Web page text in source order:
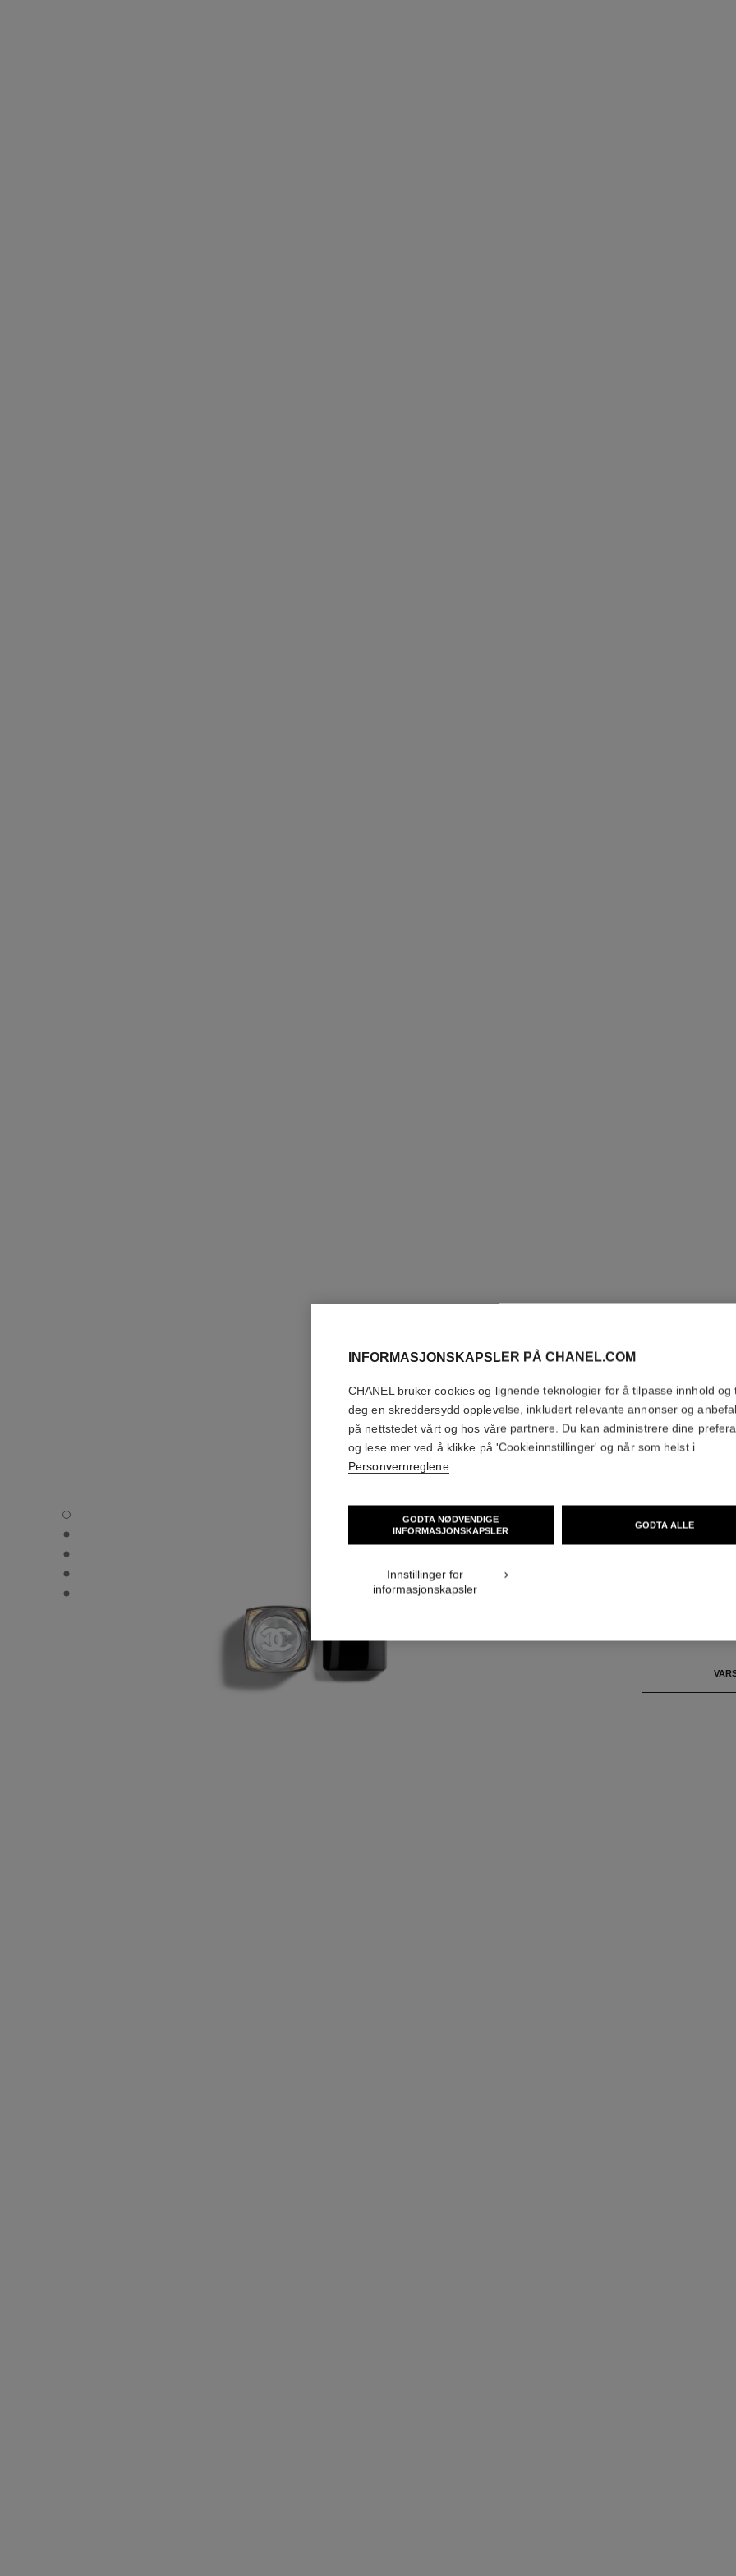
ROUGE COCO FLASH - Standardvisning
ROUGE COCO FLASH - Alternativ visning 1
ROUGE COCO FLASH - Alternativ visning 2
ROUGE COCO FLASH - Grunnleggende teksturvisning
ROUGE COCO FLASH - Andrevisning
ROUGE
Colour, Shine,
Flere detaljer
32 NYANSER
INFORMASJONSKAPSLER PÅ CHANEL.COM
CHANEL bruker cookies og lignende teknologier for å tilpasse innhold og
deg en skreddersydd opplevelse, inkludert relevante annonser og
på nettstedet vårt og hos våre partnere. Du kan administrere dine
og lese mer ved å klikke på 'Cookieinnstillinger' og når som helst i
Personvernreglene.
GODTA NØDVENDIGE
INFORMASJONSKAPSLER
GODTA ALLE
Innstillinger for
informasjonskapsler